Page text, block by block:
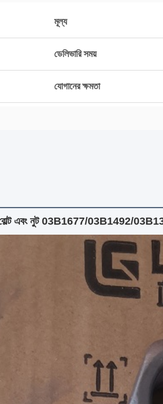
মূল্য
ডেলিভারি সময়
যোগানের ক্ষমতা
বোল্ট এবং নুট 03B1677/03B1492/